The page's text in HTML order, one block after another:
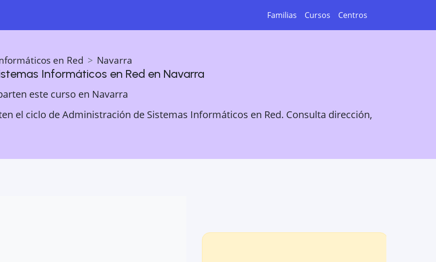
Familias Cursos Centros
en Red Navarra
Informáticos en Red en Navarra
este curso en Navarra
el ciclo de Administración de Sistemas Informáticos en Red. Consulta dirección,